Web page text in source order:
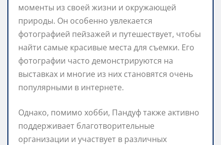
моменты из своей жизни и окружающей
природы. Он особенно увлекается
фотографией пейзажей и путешествует, чтобы
найти самые красивые места для съемки. Его
фотографии часто демонстрируются на
выставках и многие из них становятся очень
популярными в интернете.
Однако, помимо хобби, Пандуф также активно
поддерживает благотворительные
организации и участвует в различных